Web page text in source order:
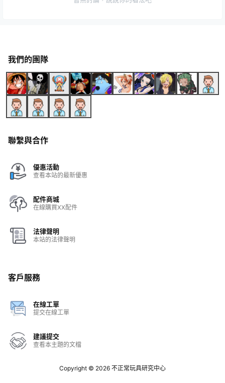
我們的團隊
聯繫與合作
優惠活動
查看本站的最新優惠
配件商城
在線購買XX配件
法律聲明
本站的法律聲明
客戶服務
在線工單
提交在線工單
建議提交
查看本主題的文檔
Copyright © 2026 不正常玩具研究中心